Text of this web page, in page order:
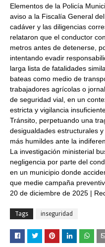
Elementos de la Policía
aviso a la Fiscalía General
cadáver y las diligencias
relataron que el conductor
metros antes de detenerse,
intentando evadir
larga lista de fatalidades
bateas como medio de
trabajadores agrícolas o
de seguridad vial, en un
estricta y vigilancia
Tránsito, perpetuando una
desigualdades estructurales
más humildes ante la
La investigación ministerial
negligencia por parte del
en un municipio donde
que medie campaña
20 de diciembre de 2025 |
Tags inseguridad